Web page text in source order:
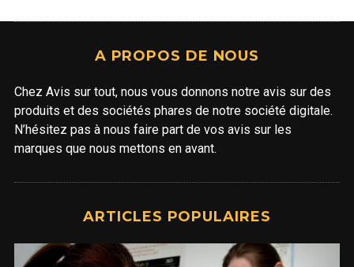
A PROPOS DE NOUS
Chez Avis sur tout, nous vous donnons notre avis sur des
produits et des sociétés phares de notre société digitale.
N’hésitez pas à nous faire part de vos avis sur les
marques que nous mettons en avant.
ARTICLES POPULAIRES